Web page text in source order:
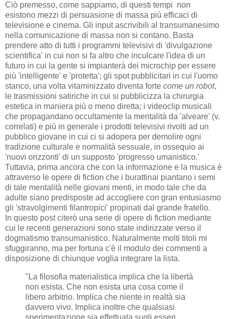
Ciò premesso, come sappiamo, di questi tempi non
esistono mezzi di persuasione di massa più efficaci di
televisione e cinema. Gli input ascrivibili al transumanesimo
nella comunicazione di massa non si contano. Basta
prendere atto di tutti i programmi televisivi di 'divulgazione
scientifica' in cui non si fa altro che inculcare l'idea di un
futuro in cui la gente si impianterà dei microchip per essere
più 'intelligente' e 'protetta'; gli spot pubblicitari in cui l'uomo
stanco, una volta vitaminizzato diventa forte come un robot,
le trasmissioni satiriche in cui si pubblicizza la chirurgia
estetica in maniera più o meno diretta; i videoclip musicali
che propagandano occultamente la mentalità da 'alveare' (v.
correlati) e più in generale i prodotti televisivi rivolti ad un
pubblico giovane in cui ci si adopera per demolire ogni
tradizione culturale e normalità sessuale, in ossequio ai
'nuovi orizzonti' di un supposto 'progresso umanistico.'
Tuttavia, prima ancora che con la informazione e la musica è
attraverso le opere di fiction che i burattinai piantano i semi
di tale mentalità nelle giovani menti, in modo tale che da
adulte siano predisposte ad accogliere con gran entusiasmo
gli 'stravolgimenti filantropici' propinati dal grande fratello.
In questo post citerò una serie di opere di fiction mediante
cui le recenti generazioni sono state indirizzate verso il
dogmatismo transumanistico. Naturalmente molti titoli mi
sfuggiranno, ma per fortuna c'è il modulo dei commenti a
disposizione di chiunque voglia integrare la lista.
"La filosofia materialistica implica che la libertà
non esista. Che non esista una cosa come il
libero arbitrio. Implica che niente in realtà sia
davvero vivo. Implica inoltre che qualsiasi
sperimentazione sia effettuata sugli esseri